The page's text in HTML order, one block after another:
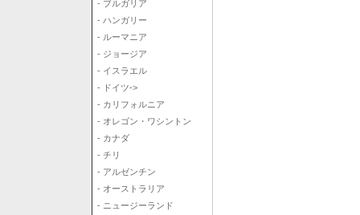
- ブルガリア
- ハンガリー
- ルーマニア
- ジョージア
- イスラエル
- ドイツ->
- カリフォルニア
- オレゴン・ワシントン
- カナダ
- チリ
- アルゼンチン
- オーストラリア
- ニュージーランド